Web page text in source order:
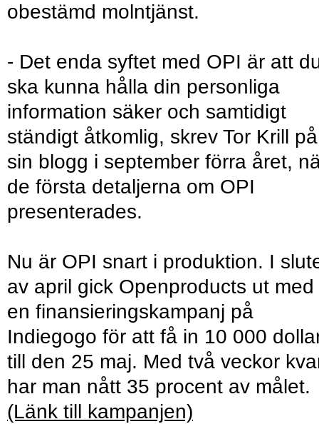
obestämd molntjänst.
- Det enda syftet med OPI är att
ska kunna hålla din personliga
information säker och samtidigt
ständigt åtkomlig, skrev Tor Krill på
sin blogg i september förra året,
de första detaljerna om OPI
presenterades.
Nu är OPI snart i produktion. I
av april gick Openproducts ut med
en finansieringskampanj på
Indiegogo för att få in 10 000
till den 25 maj. Med två veckor
har man nått 35 procent av målet.
(Länk till kampanjen)